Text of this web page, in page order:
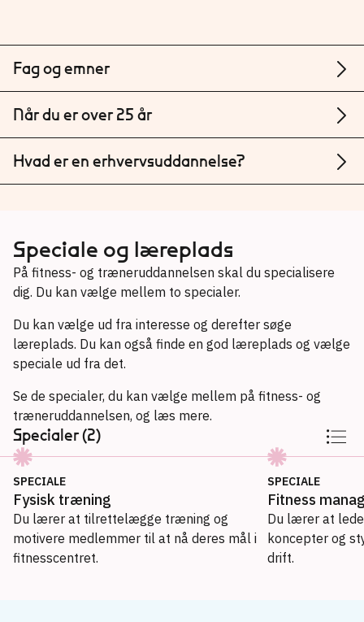
Fag og emner
Når du er over 25 år
Hvad er en erhvervsuddannelse?
Speciale og læreplads
På fitness- og træneruddannelsen skal du specialisere
dig. Du kan vælge mellem to specialer.
Du kan vælge ud fra interesse og derefter søge
læreplads. Du kan også finde en god læreplads og vælge
speciale ud fra det.
Se de specialer, du kan vælge mellem på fitness- og
træneruddannelsen, og læs mere.
Specialer (2)
SPECIALE
Fysisk træning
Du lærer at tilrettelægge træning og
motivere medlemmer til at nå deres mål i
fitnesscentret.
SPECIALE
Fitness
Du lærer at
koncepter og
drift.